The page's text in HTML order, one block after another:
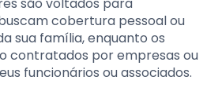
cobertura pessoal ou
sua família, enquanto os
contratados por empresas ou
funcionários ou associados.